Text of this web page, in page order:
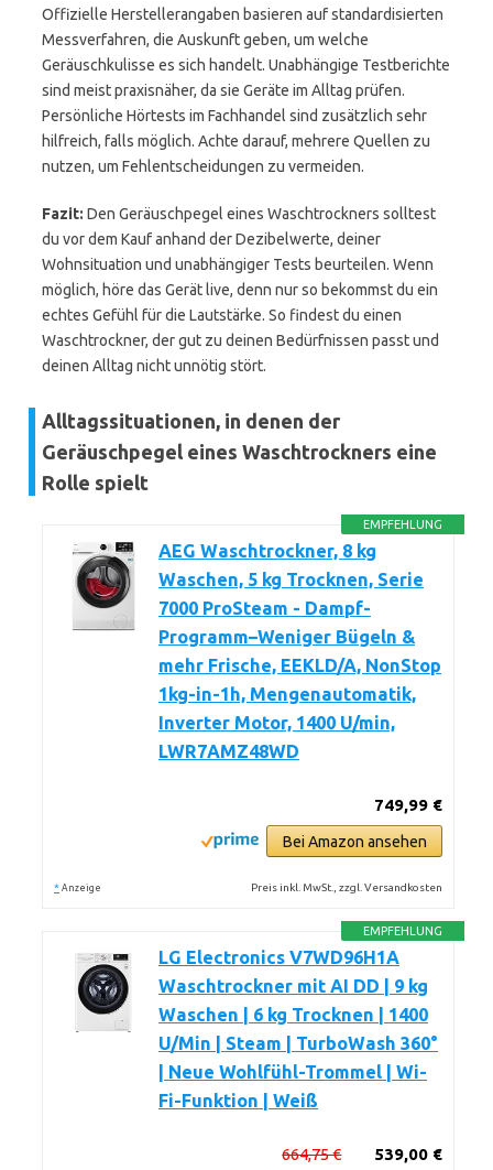
Offizielle Herstellerangaben basieren auf standardisierten
Messverfahren, die Auskunft geben, um welche
Geräuschkulisse es sich handelt. Unabhängige Testberichte
sind meist praxisnäher, da sie Geräte im Alltag prüfen.
Persönliche Hörtests im Fachhandel sind zusätzlich sehr
hilfreich, falls möglich. Achte darauf, mehrere Quellen zu
nutzen, um Fehlentscheidungen zu vermeiden.
Fazit: Den Geräuschpegel eines Waschtrockners solltest
du vor dem Kauf anhand der Dezibelwerte, deiner
Wohnsituation und unabhängiger Tests beurteilen. Wenn
möglich, höre das Gerät live, denn nur so bekommst du ein
echtes Gefühl für die Lautstärke. So findest du einen
Waschtrockner, der gut zu deinen Bedürfnissen passt und
deinen Alltag nicht unnötig stört.
Alltagssituationen, in denen der
Geräuschpegel eines Waschtrockners eine
Rolle spielt
EMPFEHLUNG
AEG Waschtrockner, 8 kg
Waschen, 5 kg Trocknen, Serie
7000 ProSteam - Dampf-
Programm–Weniger Bügeln &
mehr Frische, EEKLD/A, NonStop
1kg-in-1h, Mengenautomatik,
Inverter Motor, 1400 U/min,
LWR7AMZ48WD
749,99 €
Bei Amazon ansehen
* Anzeige Preis inkl. MwSt., zzgl. Versandkosten
EMPFEHLUNG
LG Electronics V7WD96H1A
Waschtrockner mit AI DD | 9 kg
Waschen | 6 kg Trocknen | 1400
U/Min | Steam | TurboWash 360°
| Neue Wohlfühl-Trommel | Wi-
Fi-Funktion | Weiß
539,00 €
664,75 €